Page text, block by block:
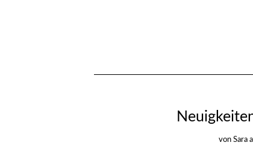
vonSara